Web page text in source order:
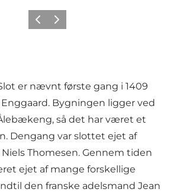
ForrigeNæste
er nævnt første gang i 1409
Bygningen ligger ved
så det har været et
Dengang var slottet ejet af
Thomesen. Gennem tiden
ejet af mange forskellige
den franske adelsmand Jean